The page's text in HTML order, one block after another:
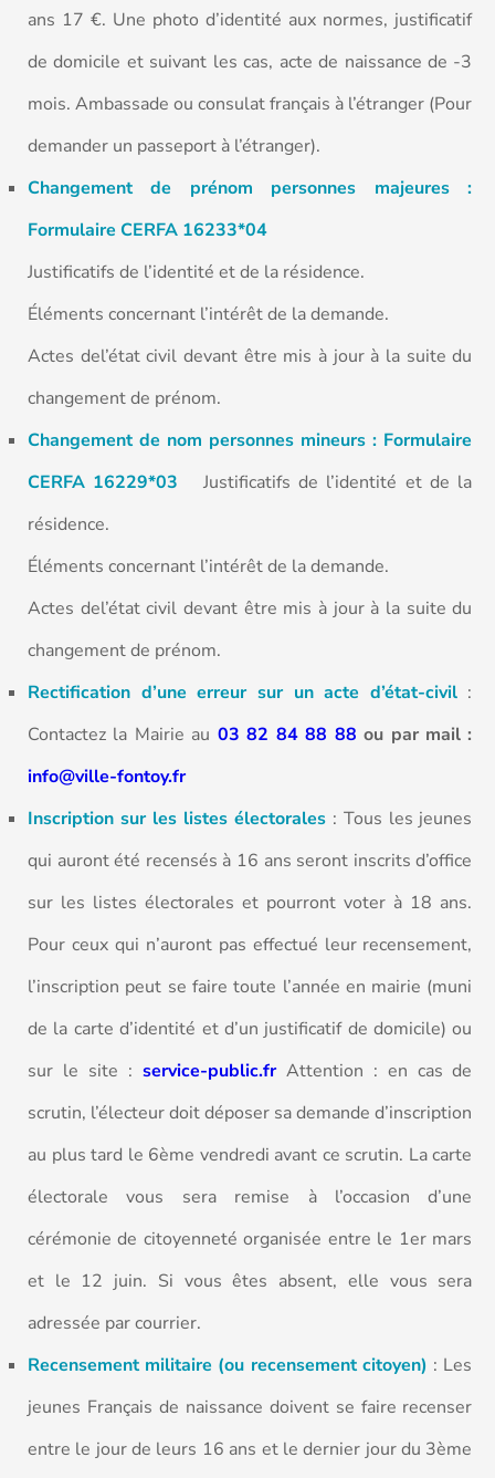
ans 17 €. Une photo d’identité aux normes, justificatif
de domicile et suivant les cas, acte de naissance de -3
mois. Ambassade ou consulat français à l’étranger (Pour
demander un passeport à l’étranger).
Changement de prénom personnes majeures :
Formulaire CERFA 16233*04
Justificatifs de l’identité et de la résidence.
Éléments concernant l’intérêt de la demande.
Actes del’état civil devant être mis à jour à la suite du
changement de prénom.
Changement de nom personnes mineurs : Formulaire
CERFA 16229*03
Justificatifs de l’identité et de la
résidence.
Éléments concernant l’intérêt de la demande.
Actes del’état civil devant être mis à jour à la suite du
changement de prénom.
Rectification d’une erreur sur un acte d’état-civil:
Contactez la Mairie au 03 82 84 88 88 ou par mail :
info@ville-fontoy.fr
Inscription sur les listes électorales: Tous les jeunes
qui auront été recensés à 16 ans seront inscrits d’office
sur les listes électorales et pourront voter à 18 ans.
Pour ceux qui n’auront pas effectué leur recensement,
l’inscription peut se faire toute l’année en mairie (muni
de la carte d’identité et d’un justificatif de domicile) ou
sur le site : service-public.frAttention : en cas de
scrutin, l’électeur doit déposer sa demande d’inscription
au plus tard le 6ème vendredi avant ce scrutin. La carte
électorale vous sera remise à l’occasion d’une
cérémonie de citoyenneté organisée entre le 1er mars
et le 12 juin. Si vous êtes absent, elle vous sera
adressée par courrier.
Recensement militaire (ou recensement citoyen) : Les
jeunes Français de naissance doivent se faire recenser
entre le jour de leurs 16 ans et le dernier jour du 3ème